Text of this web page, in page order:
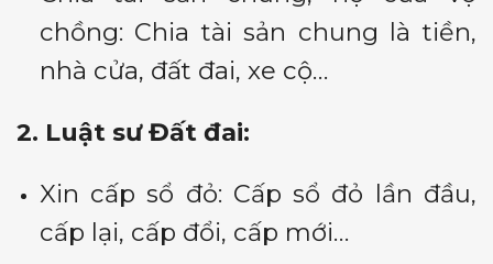
chồng: Chia tài sản chung là tiền,
nhà cửa, đất đai, xe cộ…
2. Luật sư Đất đai:
Xin cấp sổ đỏ: Cấp sổ đỏ lần đầu,
cấp lại, cấp đổi, cấp mới…